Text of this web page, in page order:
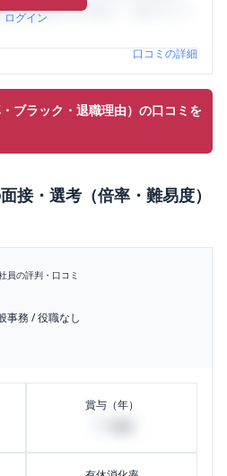
ログイン
みを解消するために、ぜひサイト
口コミの詳細
ブラック・退職理由）の口コミを
面接・選考（倍率・難易度）
員の評判・口コミ
事務 /役職なし
賞与（年）